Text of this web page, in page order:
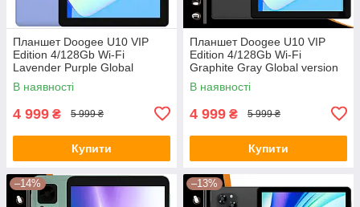
Планшет Doogee U10 VIP
Edition 4/128Gb Wi-Fi
Lavender Purple Global
version
В наявності
4 999 ₴ 5 999 ₴
Купити
Планшет Doogee U10 VIP
Edition 4/128Gb Wi-Fi
Graphite Gray Global version
В наявності
4 999 ₴ 5 999 ₴
Купити
–14% –13%